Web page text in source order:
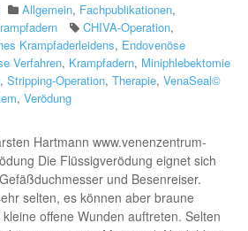
Allgemein, Fachpublikationen,
CHIVA-Operation,
Krampfaderleidens, Endovenöse
Verfahren, Krampfadern, Miniphlebektomie
, Stripping-Operation, Therapie, VenaSeal©
, Verödung
Hartmann www.venenzentrum-
Die Flüssigverödung eignet sich
und Besenreiser.
selten, es können aber braune
offene Wunden auftreten. Selten